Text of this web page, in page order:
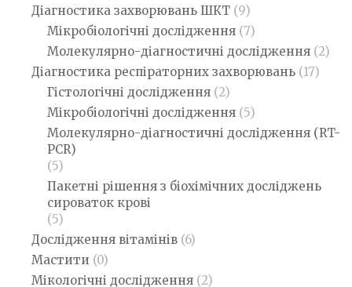
Діагностика захворювань ШКТ (9)
Мікробіологічні дослідження (7)
Молекулярно-діагностичні дослідження (2)
Діагностика респіраторних захворювань (17)
Гістологічні дослідження (2)
Мікробіологічні дослідження (5)
Молекулярно-діагностичні дослідження (RT-
PCR)
(5)
Пакетні рішення з біохімічних досліджень
сироваток крові
(5)
Дослідження вітамінів (6)
Мастити (0)
Мікологічні дослідження (2)